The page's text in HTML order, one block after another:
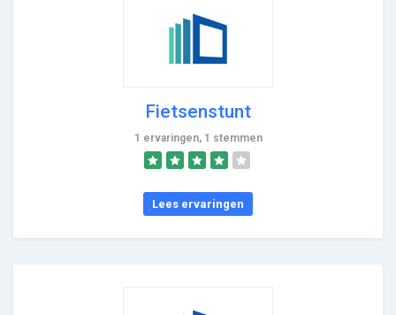
Fietsenstunt
1 ervaringen, 1 stemmen
Lees ervaringen